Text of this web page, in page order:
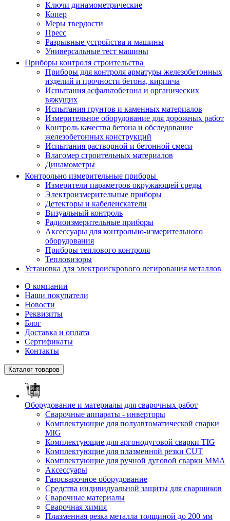
Ключи динамометрические
Копер
Меры твердости
Пресс
Разрывные устройства и машины
Универсальные тест машины
Приборы контроля строительства
Приборы для контроля арматуры железобетонных
изделий и прочности бетона, кирпича
Испытания асфальтобетона и органических
вяжущих
Испытания грунтов и каменных материалов
Измерительное оборудование для дорожных работ
Контроль качества бетона и обследование
железобетонных конструкций
Испытания растворной и бетонной смеси
Влагомер строительных материалов
Динамометры
Контрольно измерительные приборы
Измерители параметров окружающей среды
Электроизмерительные приборы
Детекторы и кабелеискатели
Визуальный контроль
Радиоизмерительные приборы
Аксессуары для контрольно-измерительного
оборудования
Приборы теплового контроля
Тепловизоры
Установка для электроискрового легирования металлов
О компании
Наши покупатели
Новости
Реквизиты
Блог
Доставка и оплата
Сертификаты
Контакты
Каталог товаров
Оборудование и материалы для сварочных работ
Сварочные аппараты - инверторы
Комплектующие для полуавтоматической сварки
MIG
Комплектующие для аргонодуговой сварки TIG
Комплектующие для плазменной резки CUT
Комплектующие для ручной дуговой сварки MMA
Аксессуары
Газосварочное оборудование
Средства индивидуальной защиты для сварщиков
Сварочные материалы
Сварочная химия
Плазменная резка металла толщиной до 200 мм